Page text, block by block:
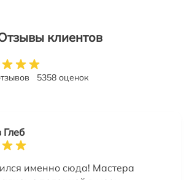
клиентов
5358 оценок
именно сюда! Мастера